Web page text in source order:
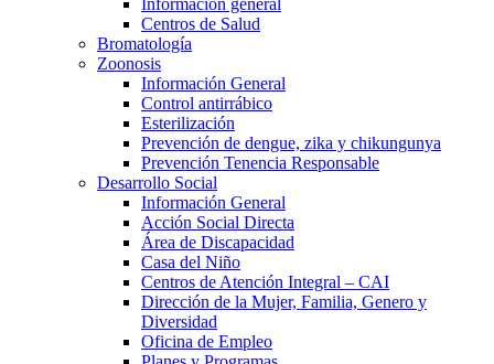
Información general
Centros de Salud
Bromatología
Zoonosis
Información General
Control antirrábico
Esterilización
Prevención de dengue, zika y chikungunya
Prevención Tenencia Responsable
Desarrollo Social
Información General
Acción Social Directa
Área de Discapacidad
Casa del Niño
Centros de Atención Integral – CAI
Dirección de la Mujer, Familia, Genero y
Diversidad
Oficina de Empleo